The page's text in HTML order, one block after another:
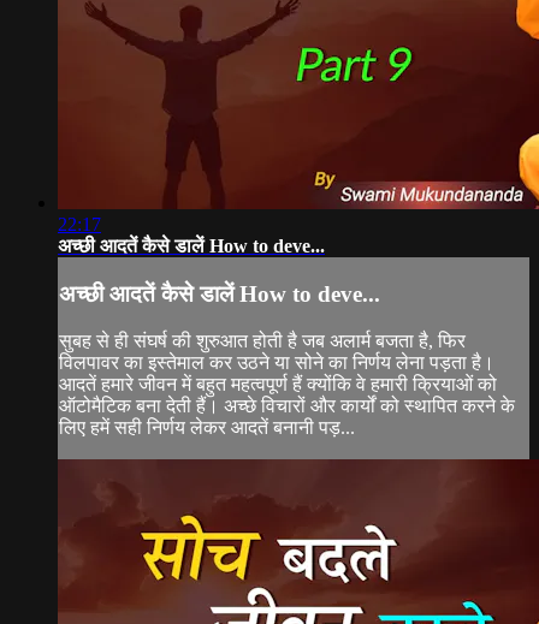
22:17
अच्छी आदतें कैसे डालें How to deve...
अच्छी आदतें कैसे डालें How to deve...
सुबह से ही संघर्ष की शुरुआत होती है जब अलार्म बजता है, फिर
विलपावर का इस्तेमाल कर उठने या सोने का निर्णय लेना पड़ता है।
आदतें हमारे जीवन में बहुत महत्वपूर्ण हैं क्योंकि वे हमारी क्रियाओं को
ऑटोमैटिक बना देती हैं। अच्छे विचारों और कार्यों को स्थापित करने के
लिए हमें सही निर्णय लेकर आदतें बनानी पड़...